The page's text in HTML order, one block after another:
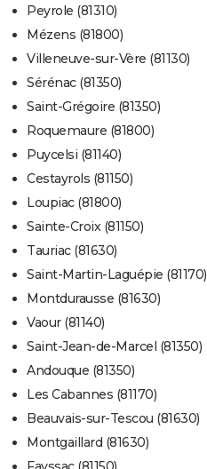
Peyrole (81310)
Mézens (81800)
Villeneuve-sur-Vère (81130)
Sérénac (81350)
Saint-Grégoire (81350)
Roquemaure (81800)
Puycelsi (81140)
Cestayrols (81150)
Loupiac (81800)
Sainte-Croix (81150)
Tauriac (81630)
Saint-Martin-Laguépie (81170)
Montdurausse (81630)
Vaour (81140)
Saint-Jean-de-Marcel (81350)
Andouque (81350)
Les Cabannes (81170)
Beauvais-sur-Tescou (81630)
Montgaillard (81630)